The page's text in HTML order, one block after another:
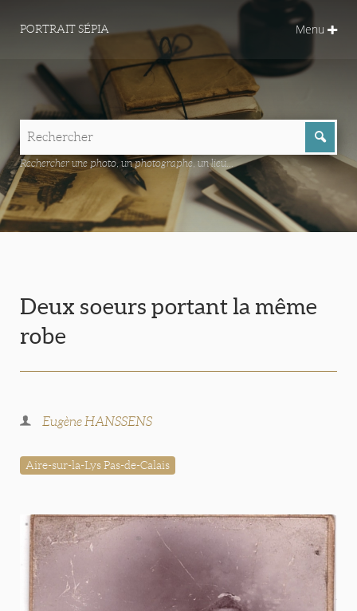
PORTRAIT SÉPIA Menu
Rechercher une photo, un photographe, un lieu...
Deux soeurs portant la même
robe
Eugène HANSSENS
Aire-sur-la-Lys Pas-de-Calais